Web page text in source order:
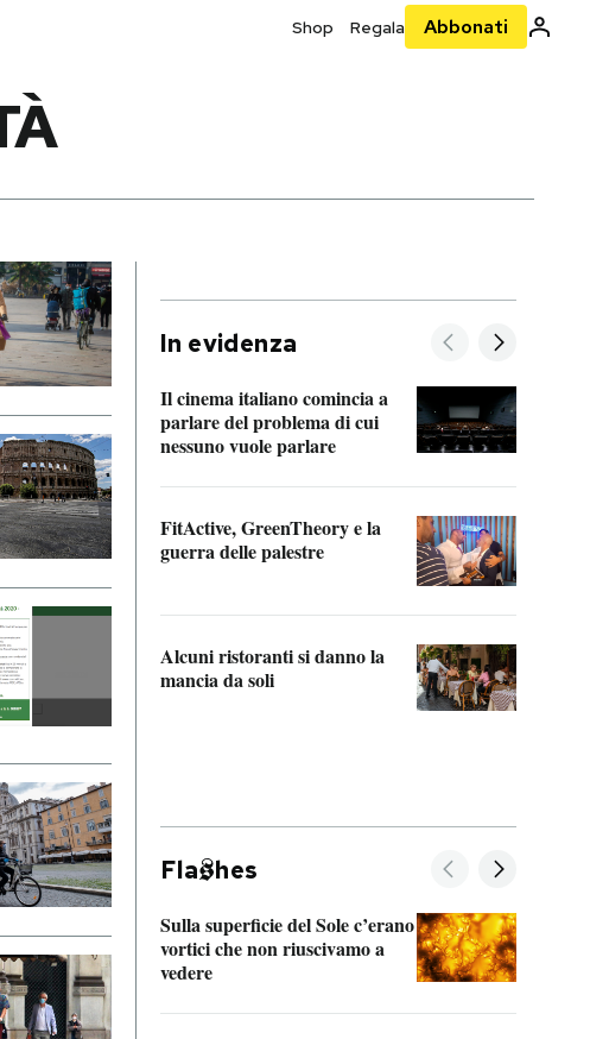
Shop Regala Abbonati
In evidenza
Il cinema italiano comincia a
parlare del problema di cui
nessuno vuole parlare
FitActive, GreenTheory e la
guerra delle palestre
Alcuni ristoranti si danno la
mancia da soli
Fla hes
Sulla superficie del Sole c’erano
vortici che non riuscivamo a
vedere